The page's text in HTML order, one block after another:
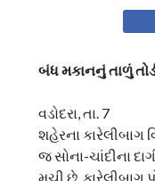
બંધ મકાનનું તાળું
વડોદરા, તા. 7
શહેરના કારેલીબાગ
જ સોના-ચાંદીના
મચી છે. કારેલીબાગ